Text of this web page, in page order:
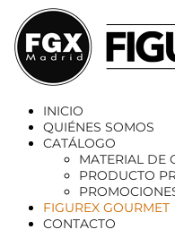
INICIO
QUIÉNES SOMOS
CATÁLOGO
MATERIAL DE
PRODUCTO
FIGUREX GOURMET
CONTACTO